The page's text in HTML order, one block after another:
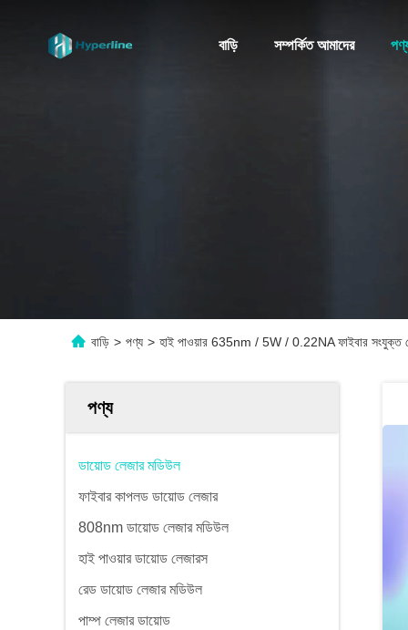
বাড়ি সম্পর্কিত আমাদের
বাড়ি > পণ্য > হাই পাওয়ার 635nm / 5W / 0.22NA ফাইবার সংযুক্ত
পণ্য
ডায়োড লেজার মডিউল
ফাইবার কাপলড ডায়োড লেজার
808nm ডায়োড লেজার মডিউল
হাই পাওয়ার ডায়োড লেজারস
রেড ডায়োড লেজার মডিউল
পাম্প লেজার ডায়োড